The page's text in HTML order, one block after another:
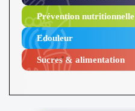
Prévention nutritionnelle
Edouleur​
Sucres & alimentation​